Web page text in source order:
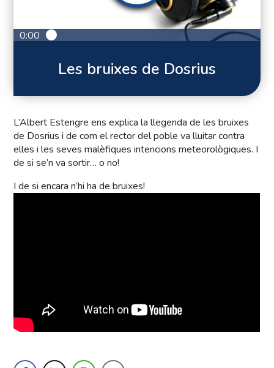
0:00
Les bruixes de Dosrius
L’Albert Estengre ens explica la llegenda de les bruixes
de Dosrius i de com el rector del poble va lluitar contra
elles i les seves malèfiques intencions meteorològiques. I
de si se’n va sortir… o no!
I de si encara n’hi ha de bruixes!